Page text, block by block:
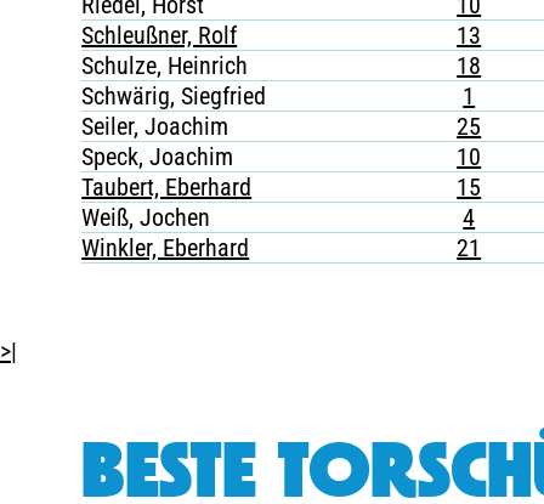
Schleußner, Rolf
13
Schulze, Heinrich
18
Schwärig, Siegfried
1
Seiler, Joachim
25
Speck, Joachim
10
Taubert, Eberhard
15
Weiß, Jochen
4
Winkler, Eberhard
21
>|
BESTE